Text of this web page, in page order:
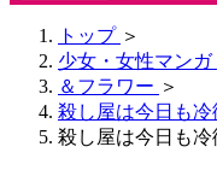
トップ ＞
少女・女性マンガ
＆フラワー ＞
殺し屋は今日も冷
殺し屋は今日も